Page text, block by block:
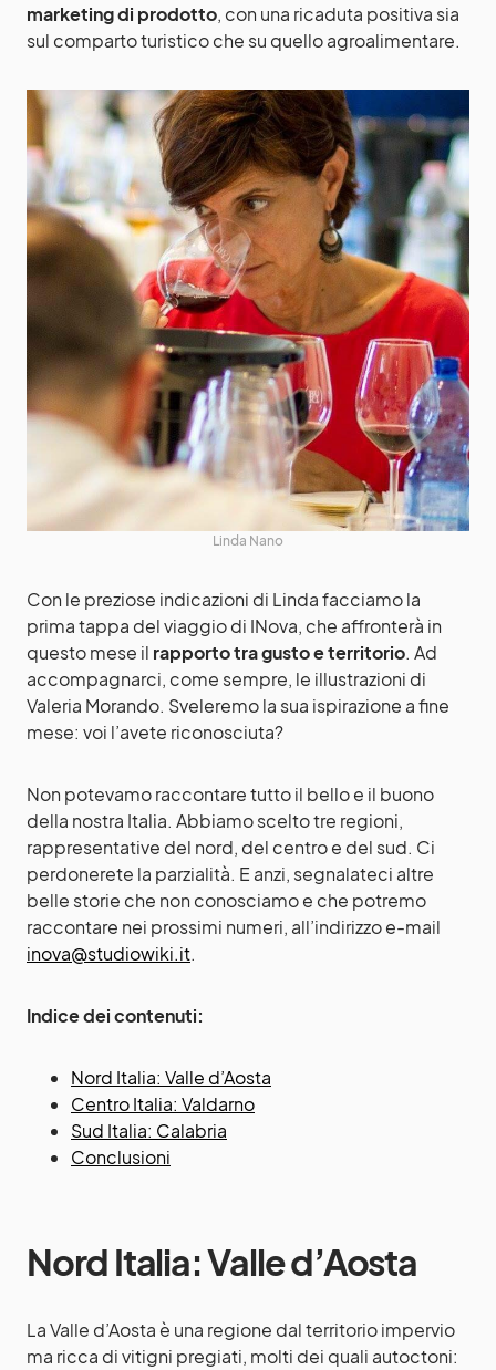
marketing di prodotto, con una ricaduta positiva sia
sul comparto turistico che su quello agroalimentare.
Linda Nano
Con le preziose indicazioni di Linda facciamo la
prima tappa del viaggio di INova, che affronterà in
questo mese il rapporto tra gusto e territorio. Ad
accompagnarci, come sempre, le illustrazioni di
Valeria Morando. Sveleremo la sua ispirazione a fine
mese: voi l’avete riconosciuta?
Non potevamo raccontare tutto il bello e il buono
della nostra Italia. Abbiamo scelto tre regioni,
rappresentative del nord, del centro e del sud. Ci
perdonerete la parzialità. E anzi, segnalateci altre
belle storie che non conosciamo e che potremo
raccontare nei prossimi numeri, all’indirizzo e-mail
inova@studiowiki.it.
Indice dei contenuti:
Nord Italia: Valle d’Aosta
Centro Italia: Valdarno
Sud Italia: Calabria
Conclusioni
Nord Italia: Valle d’Aosta
La Valle d’Aosta è una regione dal territorio impervio
ma ricca di vitigni pregiati, molti dei quali autoctoni: